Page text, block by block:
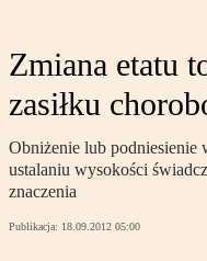
Zmiana etatu
zasiłku
Obniżenie lub podniesienie
ustalaniu wysokości
znaczenia
Publikacja: 18.09.2012 05:00